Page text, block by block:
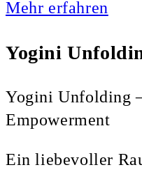
Mehr erfahren
Yogini
Yogini Unfolding
Empowerment
Ein liebevoller